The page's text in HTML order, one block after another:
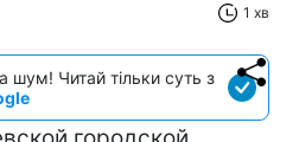
1 хв
шум! Читай тільки суть з